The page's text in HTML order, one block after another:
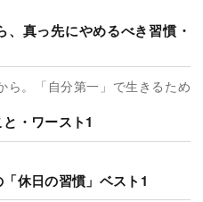
、真っ先にやめるべき習慣・
ら。「自分第一」で生きるため
・ワースト1
休日の習慣」ベスト1